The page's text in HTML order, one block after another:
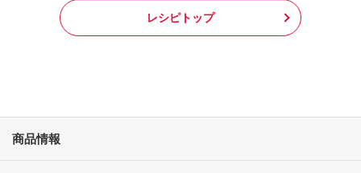
レシピトップ
商品情報